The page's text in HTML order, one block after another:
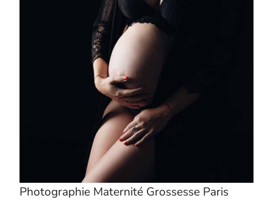
Photographie Maternité Grossesse Paris